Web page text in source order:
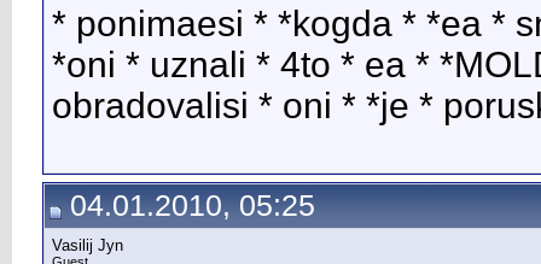
* ponimaesi * *kogda * *ea *
*oni * uznali * 4to * ea *
obradovalisi * oni * *je *
04.01.2010, 05:25
Vasilij Jyn